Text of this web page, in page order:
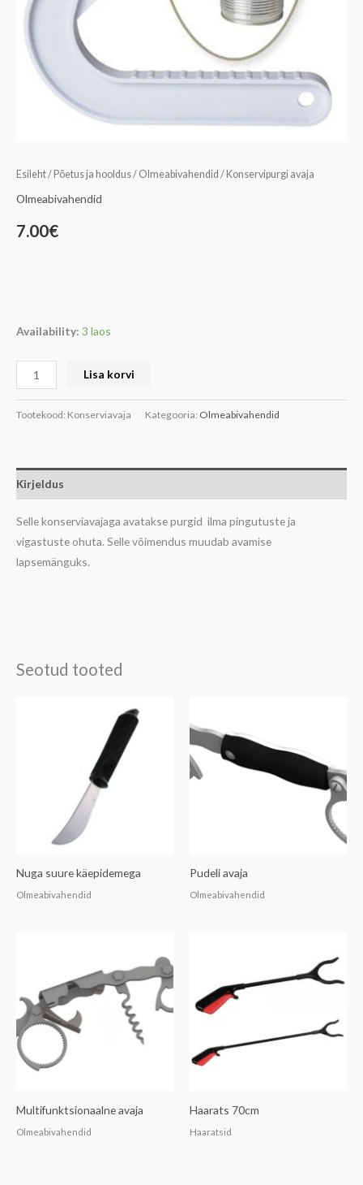
Esileht/ Põetus ja hooldus/ Olmeabivahendid / Konservipurgi avaja
Olmeabivahendid
7.00€
Availability: 3 laos
Lisa korvi
Tootekood: Konserviavaja Kategooria: Olmeabivahendid
Kirjeldus
Selle konserviavajaga avatakse purgid ilma pingutuste ja
vigastuste ohuta. Selle võimendus muudab avamise
lapsemänguks.
Seotud tooted
Nuga suure käepidemega
Olmeabivahendid
Pudeli avaja
Olmeabivahendid
Multifunktsionaalne avaja
Olmeabivahendid
Haarats 70cm
Haaratsid